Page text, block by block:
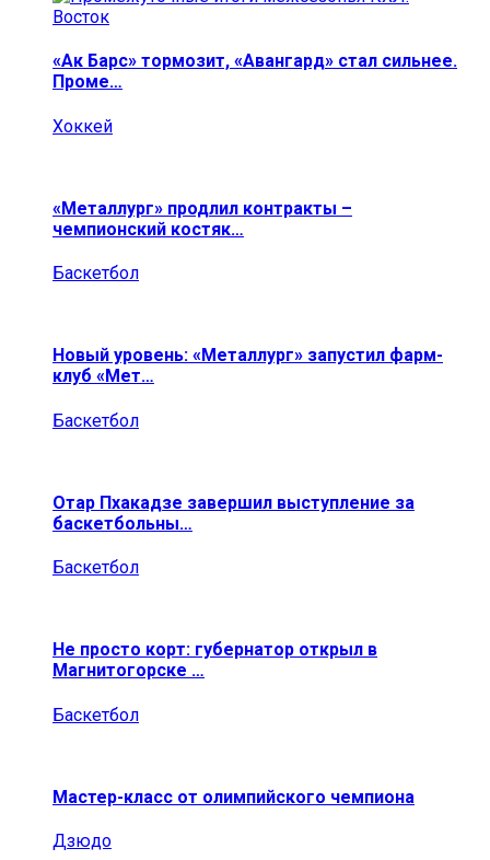
«Ак Барс» тормозит, «Авангард» стал сильнее.
Проме…
Хоккей
«Металлург» продлил контракты –
чемпионский костяк…
Баскетбол
Новый уровень: «Металлург» запустил фарм-
клуб «Мет…
Баскетбол
Отар Пхакадзе завершил выступление за
баскетбольны…
Баскетбол
Не просто корт: губернатор открыл в
Магнитогорске …
Баскетбол
Мастер-класс от олимпийского чемпиона
Дзюдо